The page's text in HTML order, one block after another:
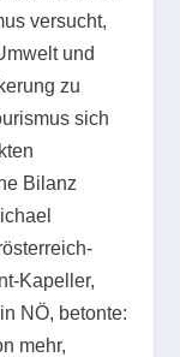
versucht,
und
zu
sich
Bilanz
Kapeller,
NÖ, betonte:
mehr,